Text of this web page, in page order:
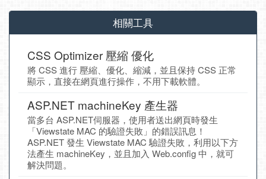
相關工具
CSS Optimizer 壓縮 優化
將 CSS 進行 壓縮、優化、縮減，並且保持 CSS 正常
顯示，直接在網頁進行操作，不用下載軟體。
ASP.NET machineKey 產生器
當多台 ASP.NET伺服器，使用者送出網頁時發生
「Viewstate MAC 的驗證失敗」的錯誤訊息！
ASP.NET 發生 Viewstate MAC 驗證失敗，利用以下方
法產生 machineKey，並且加入 Web.config 中，就可
解決問題。